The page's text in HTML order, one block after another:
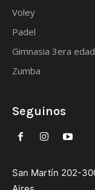
Voley
Padel
Gimnasia 3era edad
Zumba
Seguinos
San Martín 202-